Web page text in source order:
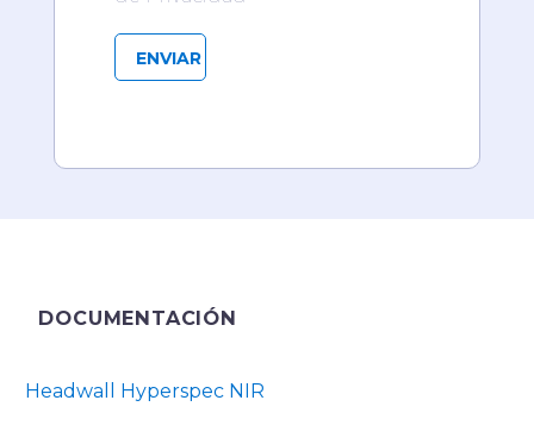
DOCUMENTACIÓN
Headwall Hyperspec NIR